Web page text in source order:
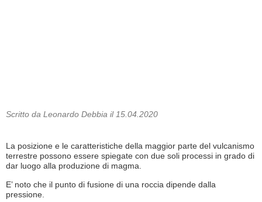
Scritto da Leonardo Debbia il 15.04.2020
La posizione e le caratteristiche della maggior parte del vulcanismo
terrestre possono essere spiegate con due soli processi in grado di
dar luogo alla produzione di magma.
E’ noto che il punto di fusione di una roccia dipende dalla
pressione.